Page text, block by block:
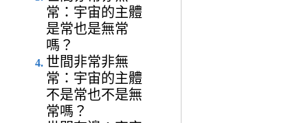
常：宇宙的主體
是常也是無常
嗎？
世間非常非無
常：宇宙的主體
不是常也不是無
常嗎？